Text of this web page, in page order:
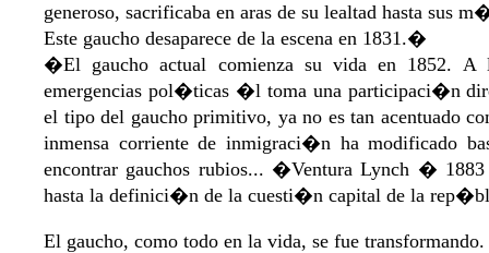
generoso, sacrificaba en aras de su lealtad hasta sus
Este gaucho desaparece de la escena en 1831.�
�El gaucho actual comienza su vida en 1852. A
emergencias pol�ticas �l toma una participaci�n
el tipo del gaucho primitivo, ya no es tan acentuado
inmensa corriente de inmigraci�n ha modificado
encontrar gauchos rubios... �Ventura Lynch �
hasta la definici�n de la cuesti�n capital de la
El gaucho, como todo en la vida, se fue transformando.